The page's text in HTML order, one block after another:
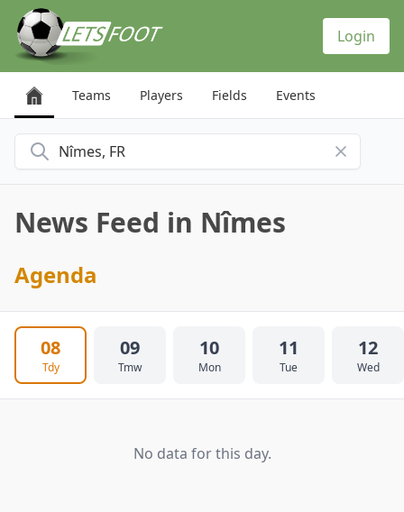
Login
Teams Players Fields Events
Search for a city
News Feed in Nîmes
Agenda
08
Tdy
09
Tmw
10
Mon
11
Tue
12
Wed
No data for this day.
Cookies management panel